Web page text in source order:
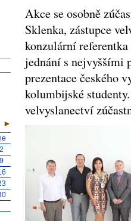
Akce se osobně
Sklenka, zástupce
konzulární
jednání s nejvyššími
prezentace českého
kolumbijské
velvyslanectví
►
2
9